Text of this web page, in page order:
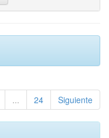
... 24 Siguiente